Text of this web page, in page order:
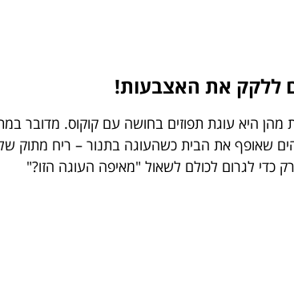
ללקק את האצבעות!
מהן היא עוגת תפוזים בחושה עם קוקוס. מדובר
שאופף את הבית כשהעוגה בתנור – ריח מתוק
כדי לגרום לכולם לשאול "מאיפה העוגה הזו?"